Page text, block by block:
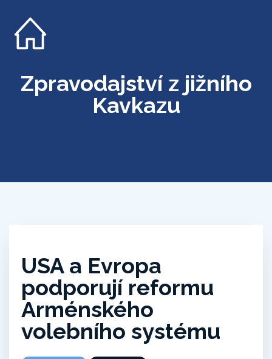
Zpravodajství z jižního
Kavkazu
USA a Evropa
podporují reformu
Arménského
volebního systému